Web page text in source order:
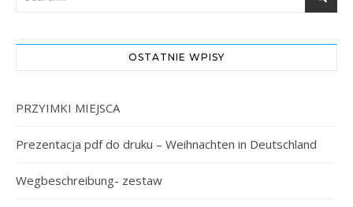
OSTATNIE WPISY
PRZYIMKI MIEJSCA
Prezentacja pdf do druku – Weihnachten in Deutschland
Wegbeschreibung- zestaw